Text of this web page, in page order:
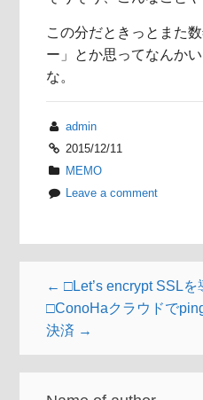
この分だときっとまた
ー」とか思ってなんか
な。
admin
2015/12/11
MEMO
Leave a comment
← □Let’s encrypt SSLを
□ConoHaクラウドで
決済 →